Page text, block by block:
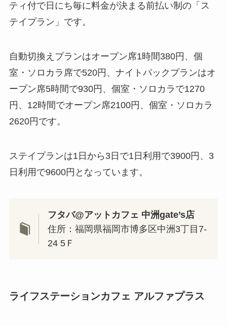
ティ付で日にち毎に料金が決まる前払い制の「ス
テイプラン」です。
自動切換えプランはオープン席1時間380円、個
室・ソロカラ席で520円、ナイトパックプランはオ
ープン席5時間で930円、個室・ソロカラで1270
円、12時間でオープン席2100円、個室・ソロカラ
2620円です。
ステイプランは1日から3日で1日利用で3900円、3
日利用で9600円となっています。
フタバ@アットカフェ 中洲gate’s店
住所：福岡県福岡市博多区中洲3丁目7-
24 5Ｆ
ライフステーションカフェ アルファプラス